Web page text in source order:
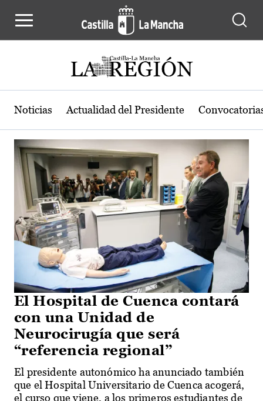
Actualidad de la región de Castilla-
Noticias Actualidad del Presidente
El Hospital de Cuenca contará
con una Unidad de
Neurocirugía que será
“referencia regional”
El presidente autonómico ha anunciado también
que el Hospital Universitario de Cuenca acogerá,
el curso que viene, a los primeros estudiantes de